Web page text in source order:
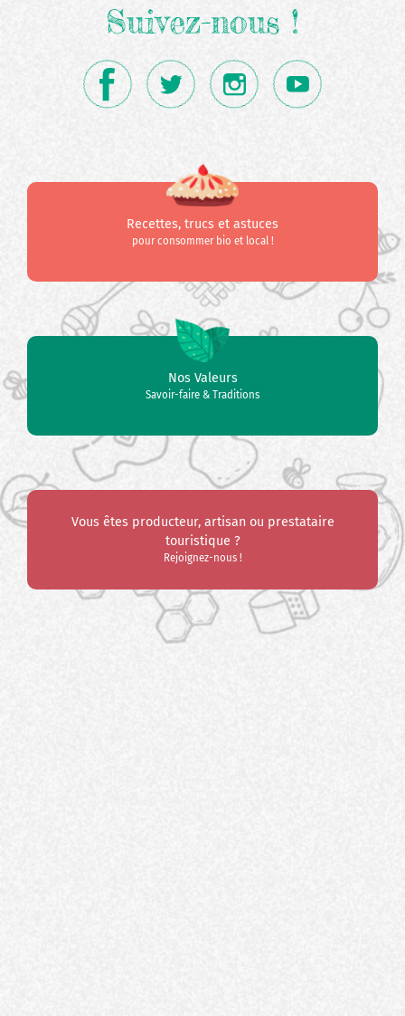
Suivez-nous !
Recettes, trucs et astuces
pour consommer bio et local !
Nos Valeurs
Savoir-faire & Traditions
Vous êtes producteur, artisan ou prestataire
touristique ?
Rejoignez-nous !